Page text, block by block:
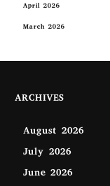
April 2026
March 2026
ARCHIVES
August 2026
July 2026
June 2026